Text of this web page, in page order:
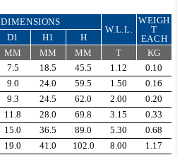
DIMENSIONS
W.L.L.
WEIGH
T
EACH
D1 H1
H
MM MM MM T
KG
7.5 18.5 45.5 1.12
0.10
9.0 24.0 59.5 1.50
0.16
9.3 24.5 62.0 2.00
0.20
11.8 28.0 69.8 3.15
0.33
15.0 36.5 89.0 5.30
0.68
19.0 41.0 102.0 8.00
1.17